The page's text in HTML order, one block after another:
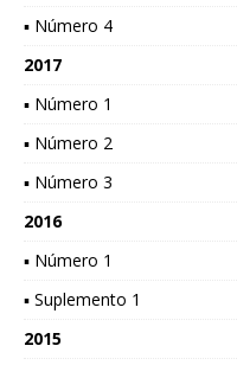
▪ Número 4
2017
▪ Número 1
▪ Número 2
▪ Número 3
2016
▪ Número 1
▪ Suplemento 1
2015